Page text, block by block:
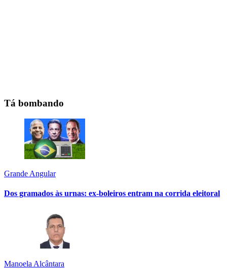
Tá bombando
Grande Angular
Dos gramados às urnas: ex-boleiros entram na corrida eleitoral
Manoela Alcântara